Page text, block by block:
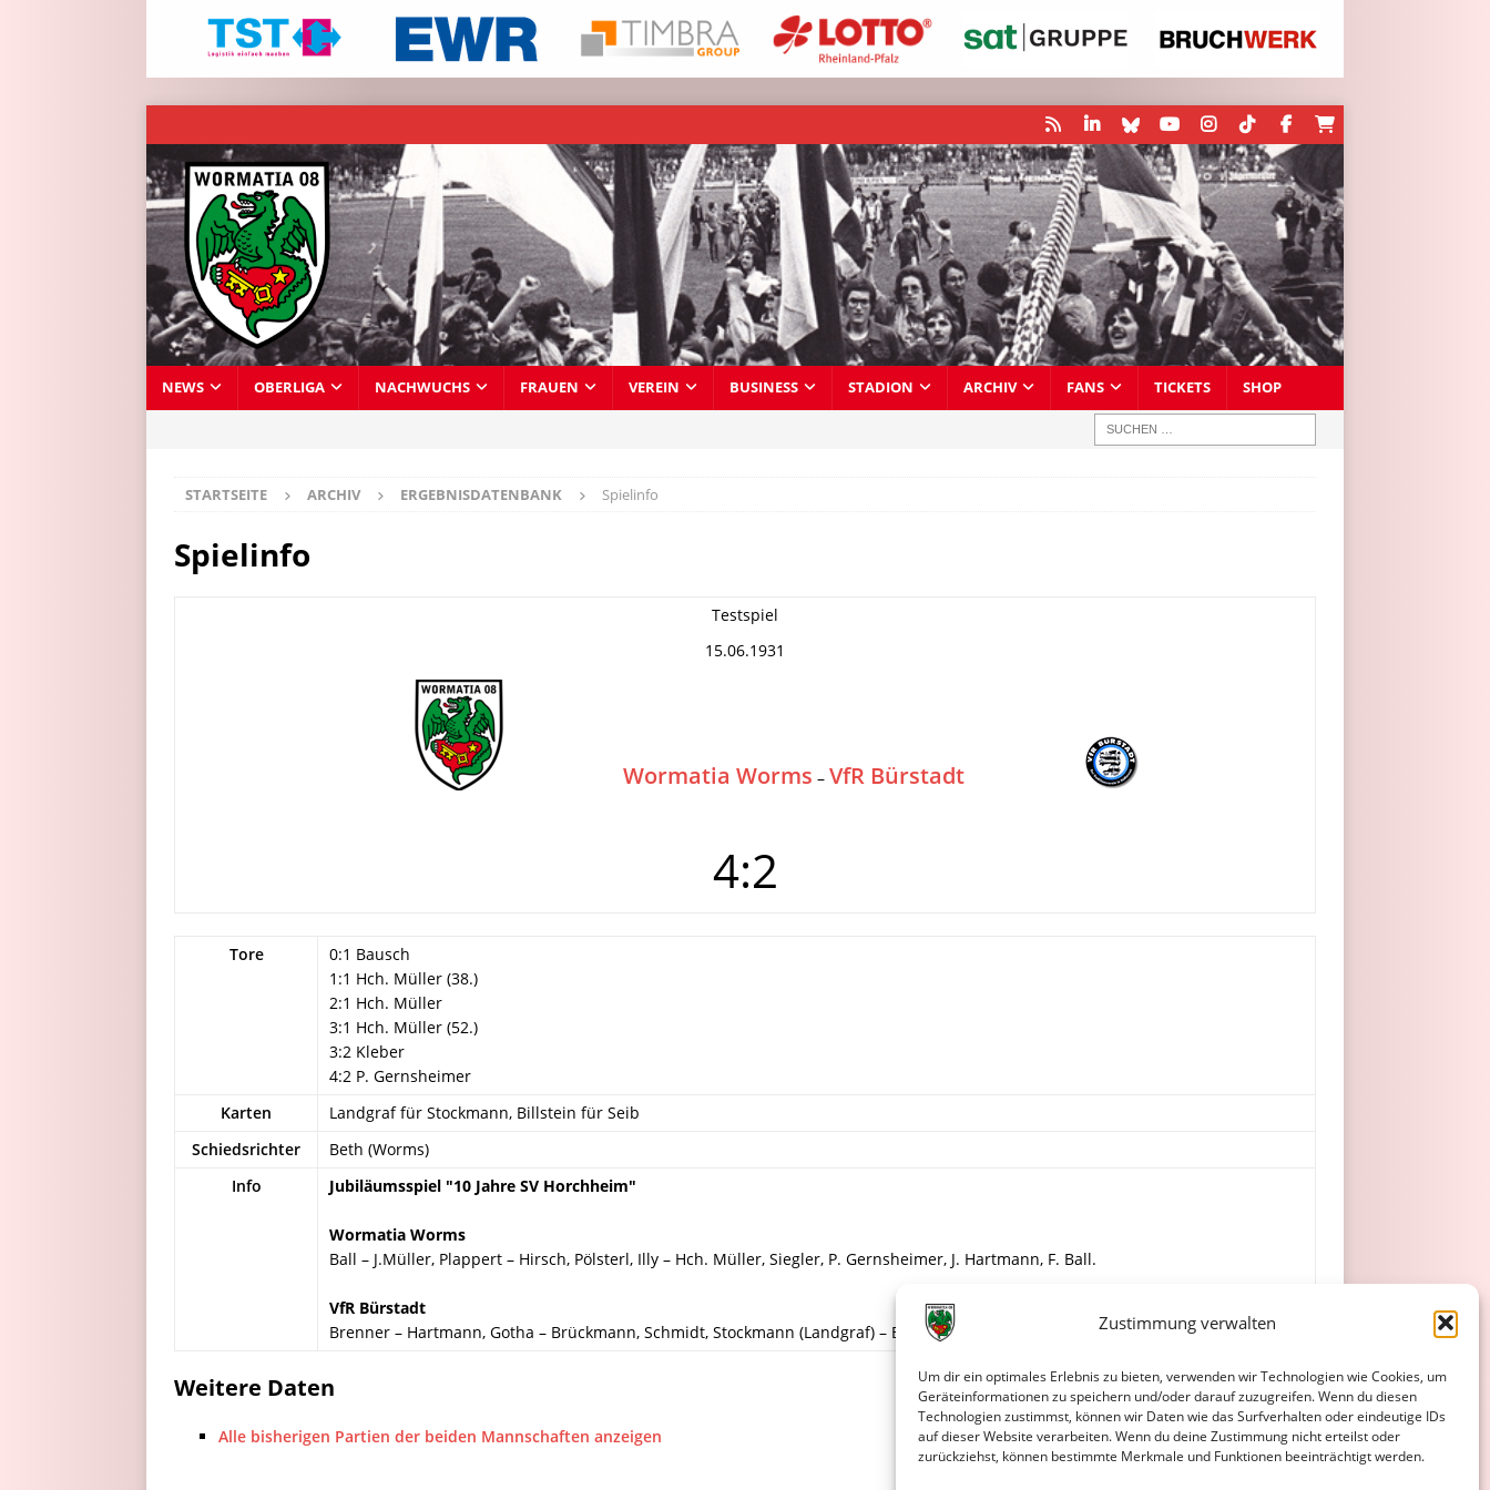
Zustimmung verwalten
Um dir ein optimales Erlebnis zu bieten, verwenden wir Technologien wie Cookies, um
Geräteinformationen zu speichern und/oder darauf zuzugreifen. Wenn du diesen
Technologien zustimmst, können wir Daten wie das Surfverhalten oder eindeutige IDs
auf dieser Website verarbeiten. Wenn du deine Zustimmung nicht erteilst oder
zurückziehst, können bestimmte Merkmale und Funktionen beeinträchtigt werden.
NEWS OBERLIGA NACHWUCHS FRAUEN VEREIN BUSINESS STADION ARCHIV FANS TICKETS SHOP
STARTSEITE ARCHIV ERGEBNISDATENBANK Spielinfo
Spielinfo
Testspiel
15.06.1931
Wormatia Worms – VfR Bürstadt
4:2
Tore
0:1 Bausch
1:1 Hch. Müller (38.)
2:1 Hch. Müller
3:1 Hch. Müller (52.)
3:2 Kleber
4:2 P. Gernsheimer
Karten
Landgraf für Stockmann, Billstein für Seib
Schiedsrichter
Beth (Worms)
Info
Jubiläumsspiel "10 Jahre SV Horchheim"
Wormatia Worms
Ball – J.Müller, Plappert – Hirsch, Pölsterl, Illy – Hch. Müller, Siegler, P. Gernsheimer, J. Hartmann, F. Ball.
VfR Bürstadt
Brenner – Hartmann, Gotha – Brückmann, Schmidt, Stockmann (Landgraf) – Bausch, Vettel, Kleber, Debus, Seib (Billstein).
Weitere Daten
Alle bisherigen Partien der beiden Mannschaften anzeigen